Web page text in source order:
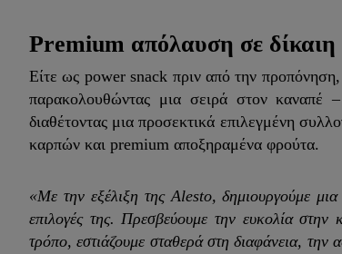
Premium απόλαυση σε δίκαιη
Είτε ως power snack πριν από την προπόνηση,
παρακολουθώντας μια σειρά στον καναπέ
διαθέτοντας μια προσεκτικά επιλεγμένη
καρπών και premium αποξηραμένα φρούτα.
«Με την εξέλιξη της Alesto, δημιουργούμε
επιλογές της. Πρεσβεύουμε την ευκολία
τρόπο, εστιάζουμε σταθερά στη διαφάνεια, την